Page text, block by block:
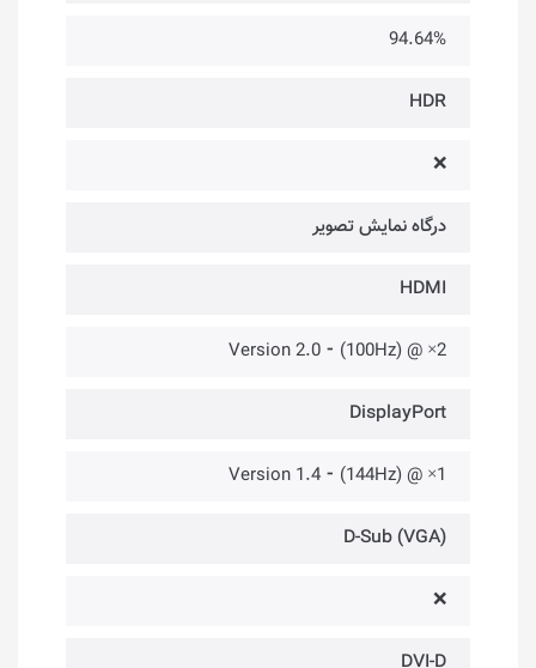
94.64%
HDR
❌
درگاه‌ نمایش تصویر
HDMI
2× @ (100Hz) ⁃ Version 2.0
DisplayPort
1× @ (144Hz) ⁃ Version 1.4
D-Sub (VGA)
❌